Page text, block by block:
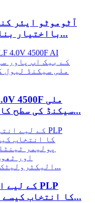
بااختیار بنانا، ایک نئے دور کو کھولنا...
سیکنڈ کی سطح کا مضبوط پی آر فراہم کرتا ہے...
Capacitor کا انتخاب کیسے کریں؟ ایک سمجھنا...